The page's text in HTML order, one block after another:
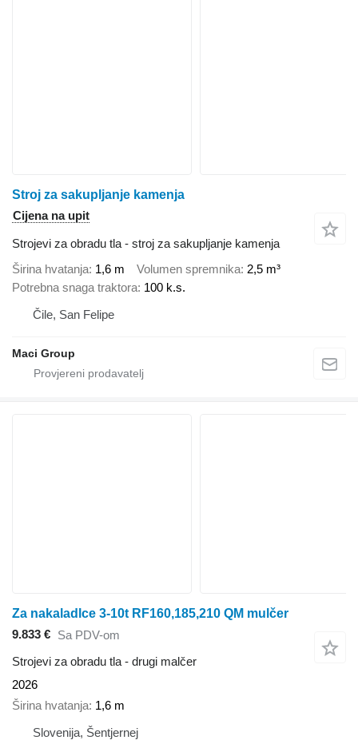
Stroj za sakupljanje kamenja
Cijena na upit
Strojevi za obradu tla - stroj za sakupljanje kamenja
Širina hvatanja 1,6 m Volumen spremnika 2,5 m³
Potrebna snaga traktora 100 k.s.
Čile, San Felipe
Maci Group
Za nakaladlce 3-10t RF160,185,210 QM mulčer
9.833 € Sa PDV-om
Strojevi za obradu tla - drugi malčer
2026
Širina hvatanja 1,6 m
Slovenija, Šentjernej